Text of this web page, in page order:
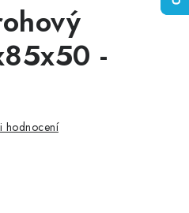
-
hodnocení